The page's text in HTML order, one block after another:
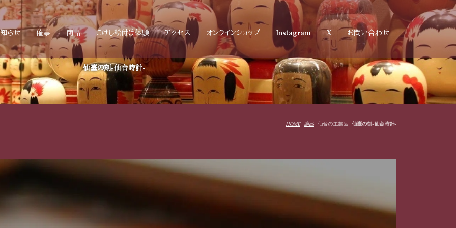
らせ 催事 商品 こけし絵付け体験 アクセス オンラインショップ Instagram X お問い合わせ
仙臺の刻-仙台時計-
HOME| 商品 | 仙台の工芸品 | 仙臺の刻-仙台時計-